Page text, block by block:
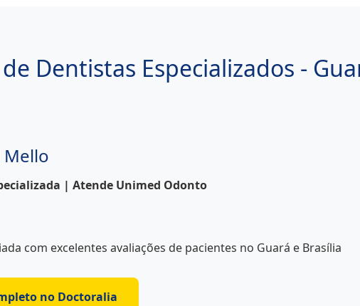
Dentistas Especializados -
Mello
| Atende Unimed Odonto
com excelentes avaliações de pacientes no Guará e Brasília
no Doctoralia